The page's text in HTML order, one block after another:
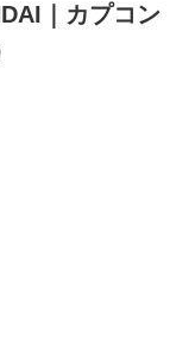
｜カプコン